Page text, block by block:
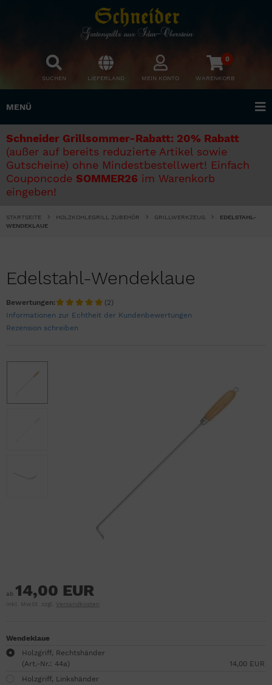
SUCHEN LIEFERLAND MEIN KONTO
0
WARENKORB
MENÜ
Schneider Grillsommer-Rabatt: 20% Rabatt
(außer auf bereits reduzierte Artikel sowie
Gutscheine) ohne Mindestbestellwert! Einfach
Couponcode SOMMER26 im Warenkorb
eingeben!
STARTSEITE HOLZKOHLEGRILL ZUBEHÖR GRILLWERKZEUG
EDELSTAHL-
WENDEKLAUE
Edelstahl-Wendeklaue
Bewertungen:
(2)
Informationen zur Echtheit der Kundenbewertungen
Rezension schreiben
ab 14,00 EUR
inkl. MwSt. zzgl. Versandkosten
Wendeklaue
Holzgriff, Rechtshänder
(Art.-Nr.: 44a)
14,00 EUR
Holzgriff, Linkshänder